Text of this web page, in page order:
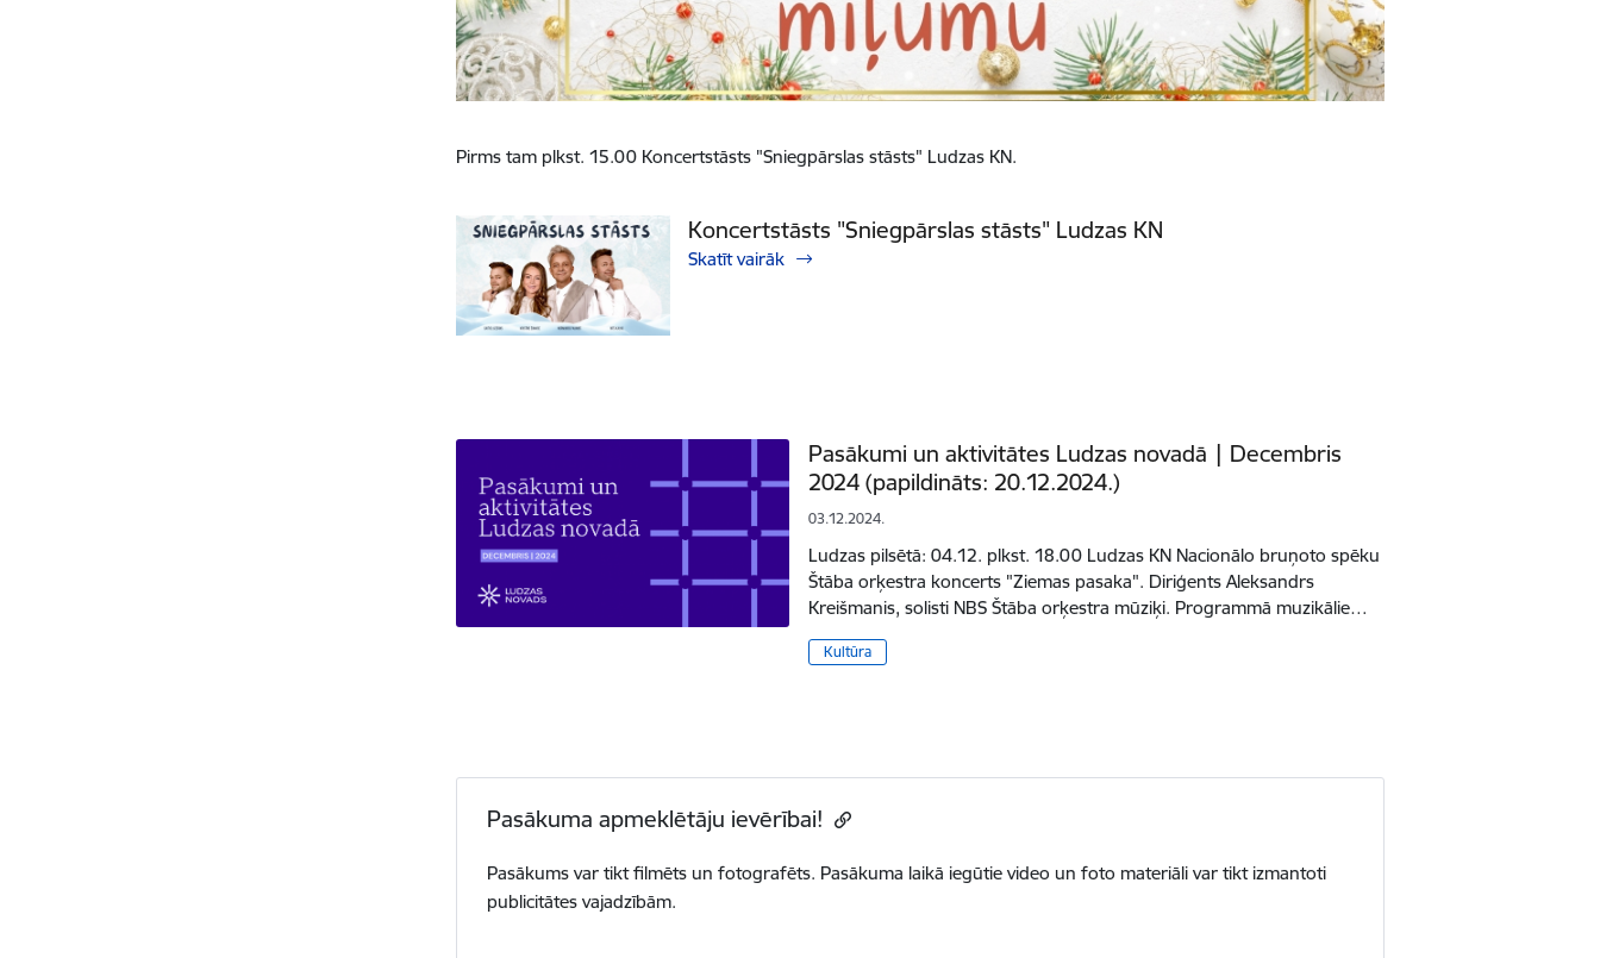
Pirms tam plkst. 15.00 Koncertstāsts "Sniegpārslas stāsts" Ludzas KN.
Koncertstāsts "Sniegpārslas stāsts" Ludzas KN
Skatīt vairāk
Pasākumi un aktivitātes Ludzas novadā | Decembris
2024 (papildināts: 20.12.2024.)
03.12.2024.
Ludzas pilsētā: 04.12. plkst. 18.00 Ludzas KN Nacionālo bruņoto spēku
Štāba orķestra koncerts "Ziemas pasaka". Diriģents Aleksandrs
Kreišmanis, solisti NBS Štāba orķestra mūziķi. Programmā muzikālie…
Kultūra
Pasākuma apmeklētāju ievērībai!
Pasākums var tikt filmēts un fotografēts. Pasākuma laikā iegūtie video un foto materiāli var tikt izmantoti
publicitātes vajadzībām.